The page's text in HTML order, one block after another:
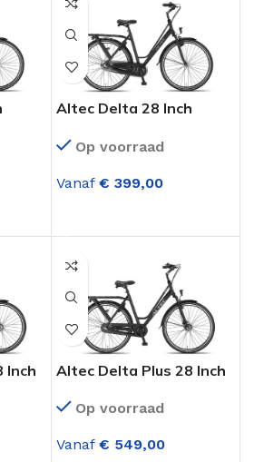
Altec Delta 28 Inch
Versnellingen
Op voorraad
Vanaf € 399,00
Inch
Altec Delta Plus 28 Inch
Versnellingen
Op voorraad
Vanaf € 549,00